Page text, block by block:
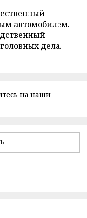
автомобилем.
дела.
на наши